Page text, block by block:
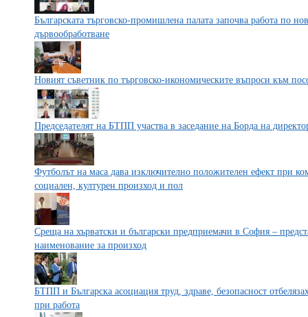
Българската търговско-промишлена палата започва работа по
дървообработване
Новият съветник по търговско-икономическите въпроси към
Председателят на БТПП участва в заседание на Борда на
Футболът на маса дава изключително положителен ефект при
социален, културен произход и пол
Среща на хърватски и български предприемачи в София –
наименование за произход
БТПП и Българска асоциация труд, здраве, безопасност
при работа